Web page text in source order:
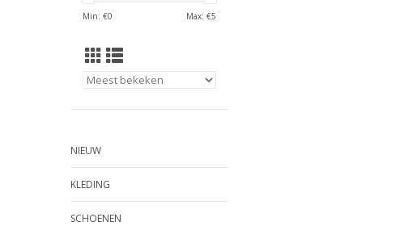
Min: €0 Max: €5
NIEUW
KLEDING
SCHOENEN